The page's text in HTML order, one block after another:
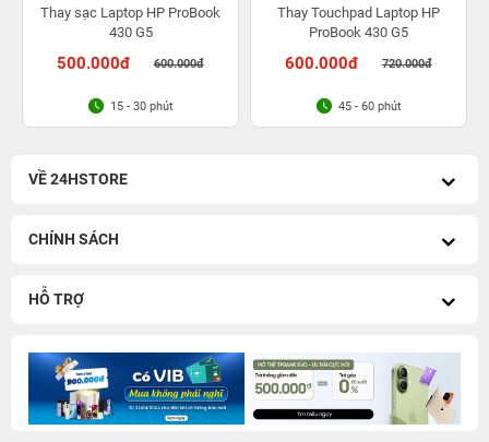
Thay sạc Laptop HP ProBook
430 G5
500.000đ 600.000đ
15 - 30 phút
Thay Touchpad Laptop HP
ProBook 430 G5
600.000đ 720.000đ
45 - 60 phút
VỀ 24HSTORE
CHÍNH SÁCH
HỖ TRỢ